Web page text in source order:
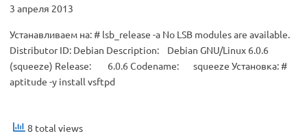
3 апреля 2013
Устанавливаем на: # lsb_release -a No LSB modules are available.
Distributor ID: Debian Description: Debian GNU/Linux 6.0.6
(squeeze) Release: 6.0.6 Codename: squeeze Установка: #
aptitude -y install vsftpd
8 total views